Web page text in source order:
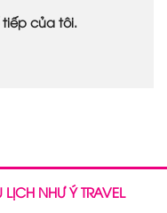
của tôi.
NHƯ Ý TRAVEL